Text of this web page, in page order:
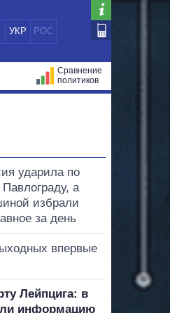
УКР РОС
Сравнение
политиков
ударила по
а
избрали
за день
впервые
Лейпцига: в
информацию